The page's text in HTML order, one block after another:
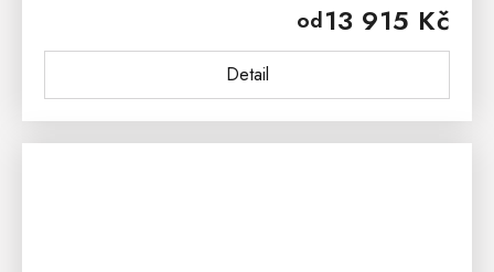
od13 915 Kč
Detail